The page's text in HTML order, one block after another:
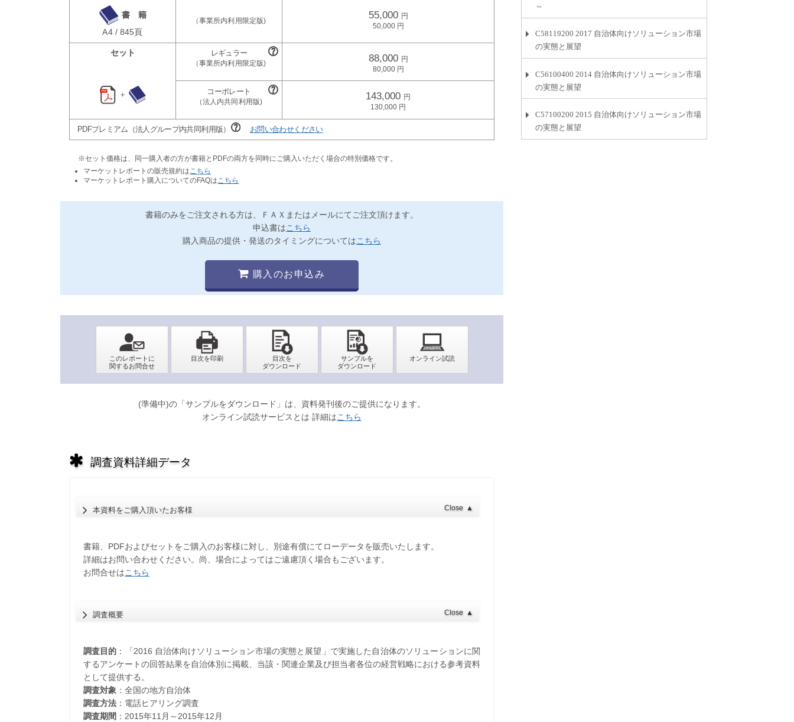
書 籍
A4 / 845頁
55,000
50,000
セット 88,000
80,000
＋ 143,000
130,000
PDFプレミアム（法人グループ内共同利用版） お問い合わせください
※セット価格は、同一購入者の方が書籍とPDFの両方を同時にご購入いただく場合の特別価格です。
マーケットレポートの販売規約は こちら
マーケットレポート購入についてのFAQは こちら
書籍のみをご注文される方は、ＦＡＸまたはメールにてご注文頂けます。
申込書はこちら
購入商品の提供・発送のタイミングについてはこちら
購入のお申込み
(準備中)の「サンプルをダウンロード」は、資料発刊後のご提供になります。
オンライン試読サービスとは 詳細はこちら
調査資料詳細データ
本資料をご購入頂いたお客様 Close ▲
書籍、PDFおよびセットをご購入のお客様に対し、別途有償にてローデータを販売いたします。
詳細はお問い合わせください。尚、場合によってはご遠慮頂く場合もございます。
お問合せはこちら
調査概要 Close ▲
調査目的 ：「2016 自治体向けソリューション市場の実態と展望」で実施した自治体のソリューションに関
するアンケートの回答結果を自治体別に掲載、当該・関連企業及び担当者各位の経営戦略における参考資料
として提供する。
調査対象 ：全国の地方自治体
調査方法：電話ヒアリング調査
調査期間 ：2015年11月～2015年12月
～
C58119200 2017 自治体向けソリューション市場
の実態と展望
C56100400 2014 自治体向けソリューション市場
の実態と展望
C57100200 2015 自治体向けソリューション市場
の実態と展望